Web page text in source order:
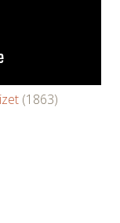
(1863)